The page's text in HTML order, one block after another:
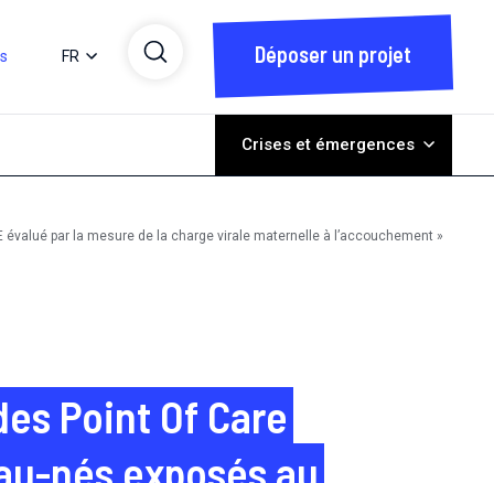
FR Déposer un projet
Crises et émergences
par la mesure de la charge virale maternelle à l’accouchement »
Point Of Care
nés exposés au